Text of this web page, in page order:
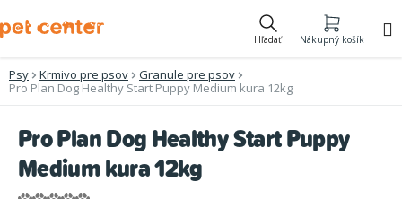
na
Hľadať Nákupný košík
Psy Krmivo pre psov
Granule pre psov
Pro Plan Dog Healthy Start Puppy Medium kura 12kg
Pro Plan Dog Healthy Start Puppy
Medium kura 12kg